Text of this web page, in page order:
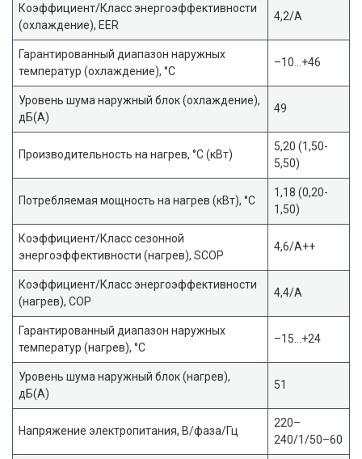
Коэффициент/Класс энергоэффективности
(охлаждение), EER
4,2/A
Гарантированный диапазон наружных
температур (охлаждение), °С
–10…+46
Уровень шума наружный блок (охлаждение),
дБ(А)
49
Производительность на нагрев, °С (кВт)
5,20 (1,50-
5,50)
Потребляемая мощность на нагрев (кВт), °С
1,18 (0,20-
1,50)
Коэффициент/Класс сезонной
энергоэффективности (нагрев), SCOP
4,6/A++
Коэффициент/Класс энергоэффективности
(нагрев), COP
4,4/A
Гарантированный диапазон наружных
температур (нагрев), °С
–15…+24
Уровень шума наружный блок (нагрев),
дБ(А)
51
Напряжение электропитания, В/фаза/Гц
220–
240/1/50–60